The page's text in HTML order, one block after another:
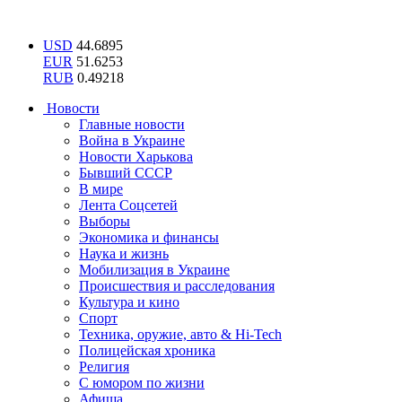
USD 44.6895
EUR 51.6253
RUB 0.49218
Новости
Главные новости
Война в Украине
Новости Харькова
Бывший СССР
В мире
Лента Соцсетей
Выборы
Экономика и финансы
Наука и жизнь
Мобилизация в Украине
Происшествия и расследования
Культура и кино
Спорт
Техника, оружие, авто & Hi-Tech
Полицейская хроника
Религия
С юмором по жизни
Афиша